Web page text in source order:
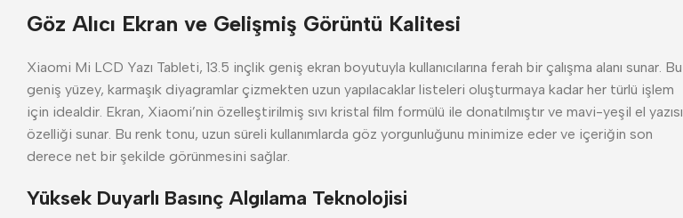
Göz Alıcı Ekran ve Gelişmiş Görüntü Kalitesi
Xiaomi Mi LCD Yazı Tableti, 13.5 inçlik geniş ekran boyutuyla kullanıcılarına ferah bir çalışma alanı sunar. Bu
geniş yüzey, karmaşık diyagramlar çizmekten uzun yapılacaklar listeleri oluşturmaya kadar her türlü işlem
için idealdir. Ekran, Xiaomi’nin özelleştirilmiş sıvı kristal film formülü ile donatılmıştır ve mavi-yeşil el yazısı
özelliği sunar. Bu renk tonu, uzun süreli kullanımlarda göz yorgunluğunu minimize eder ve içeriğin son
derece net bir şekilde görünmesini sağlar.
Yüksek Duyarlı Basınç Algılama Teknolojisi